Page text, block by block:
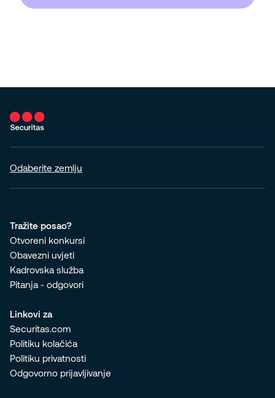
Odaberite zemlju
Tražite posao?
Otvoreni konkursi
Obavezni uvjeti
Kadrovska služba
Pitanja - odgovori
Linkovi za
Securitas.com
Politiku kolačića
Politiku privatnosti
Odgovorno prijavljivanje